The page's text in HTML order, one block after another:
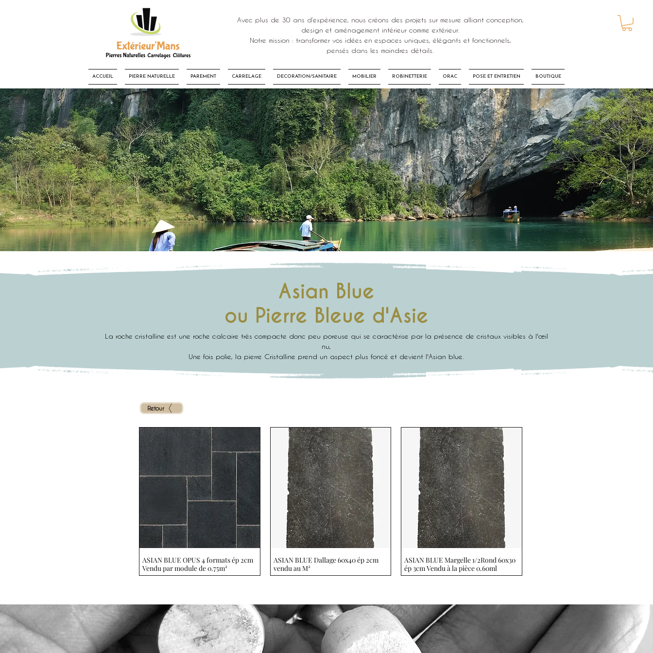
Avec plus de 30 ans d’expérience, nous créons des projets sur mesure alliant conception,
design et aménagement intérieur comme extérieur.
Notre mission : transformer vos idées en espaces uniques, élégants et fonctionnels,
pensés dans les moindres détails.
ACCUEIL PIERRE NATURELLE PAREMENT CARRELAGE DECORATION/SANITAIRE MOBILIER ROBINETTERIE ORAC POSE ET ENTRETIEN BOUTIQUE
Asian Blue
ou Pierre Bleue d'Asie
La roche cristalline est une roche calcaire très compacte donc peu poreuse qui se caractérise par la présence de cristaux visibles à l'œil
nu,
Une fois polie, la pierre Cristalline prend un aspect plus foncé et devient l'Asian blue.
Retour
Aperçu rapide
ASIAN BLUE OPUS 4 formats ép 2cm
Vendu par module de 0.75m²
Aperçu rapide
ASIAN BLUE Dallage 60x40 ép 2cm
vendu au M²
Aperçu rapide
ASIAN BLUE Margelle 1/2Rond 60x30
ép 3cm Vendu à la pièce 0.60ml